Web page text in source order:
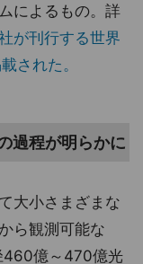
によるもの。詳
が刊行する世界
された。
過程が明らかに
大小さまざまな
ら観測可能な
460億～470億光